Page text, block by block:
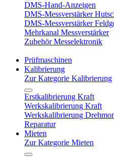
DMS-Hand-Anzeigen
DMS-Messverstärker
DMS-Messverstärker
Mehrkanal Messverstärker
Zubehör Messelektronik
Prüfmaschinen
Kalibrierung
Zur Kategorie Kalibrierung
Erstkalibrierung Kraft
Werkskalibrierung Kraft
Werkskalibrierung
Reparatur
Mieten
Zur Kategorie Mieten